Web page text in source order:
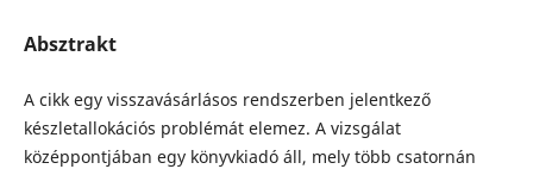
Absztrakt
A cikk egy visszavásárlásos rendszerben jelentkező
készletallokációs problémát elemez. A vizsgálat
középpontjában egy könyvkiadó áll, mely több csatornán